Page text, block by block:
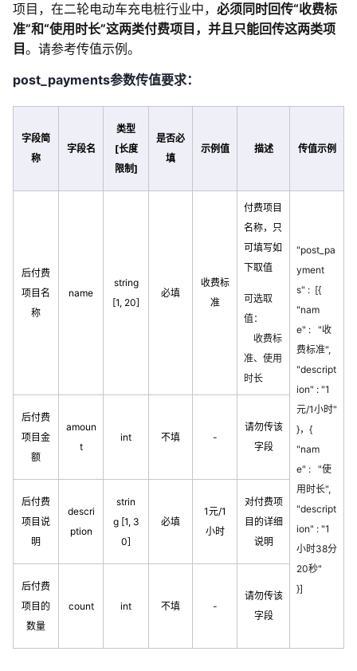
项目，在二轮电动车充电桩行业中， 必须同时回传“收费标
准”和“使用时长”这两类付费项目，并且只能回传这两类项
目。请参考传值示例。
post_payments参数传值要求：
字段简
称
字段名
类型
[长度
限制]
是否必
填
示例值 描述 传值示例
后付费
项目名
称
name
string
[1, 20]
必填
收费标
准
付费项目
名称，只
可填写如
下取值
可选取
值：
收费标
准、使用
时长
"post_pa
yment
s" : [{
"nam
e" : "收
费标准",
"descript
ion" : "1
元/1小时"
}，{
"nam
e" : "使
用时长",
"descript
ion" : "1
小时38分
20秒"
}]
后付费
项目金
额
amoun
t
int 不填 -
请勿传该
字段
后付费
项目说
明
descri
ption
strin
g [1, 3
0]
必填
1元/1
小时
对付费项
目的详细
说明
后付费
项目的
数量
count int 不填 -
请勿传该
字段